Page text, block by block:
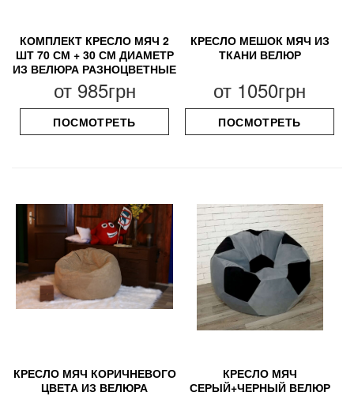
КОМПЛЕКТ КРЕСЛО МЯЧ 2
ШТ 70 СМ + 30 СМ ДИАМЕТР
ИЗ ВЕЛЮРА РАЗНОЦВЕТНЫЕ
от 985грн
ПОСМОТРЕТЬ
КРЕСЛО МЕШОК МЯЧ ИЗ
ТКАНИ ВЕЛЮР
от 1050грн
ПОСМОТРЕТЬ
КРЕСЛО МЯЧ КОРИЧНЕВОГО
ЦВЕТА ИЗ ВЕЛЮРА
КРЕСЛО МЯЧ
СЕРЫЙ+ЧЕРНЫЙ ВЕЛЮР